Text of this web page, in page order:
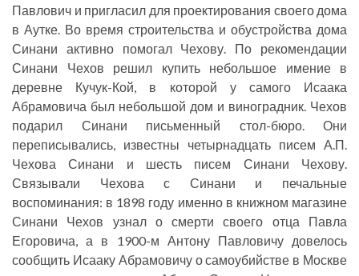
Павлович и пригласил для проектирования своего дома
в Аутке. Во время строительства и обустройства дома
Синани активно помогал Чехову. По рекомендации
Синани Чехов решил купить небольшое имение в
деревне Кучук-Кой, в которой у самого Исаака
Абрамовича был небольшой дом и виноградник. Чехов
подарил Синани письменный стол-бюро. Они
переписывались, известны четырнадцать писем А.П.
Чехова Синани и шесть писем Синани Чехову.
Связывали Чехова с Синани и печальные
воспоминания: в 1898 году именно в книжном магазине
Синани Чехов узнал о смерти своего отца Павла
Егоровича, а в 1900-м Антону Павловичу довелось
сообщить Исааку Абрамовичу о самоубийстве в Москве